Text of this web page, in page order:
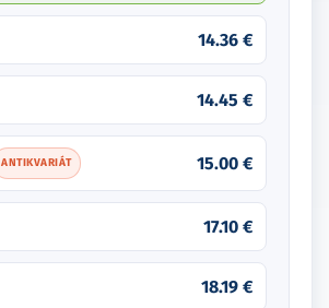
14.36 €
14.45 €
ANTIKVARIÁT 15.00 €
17.10 €
18.19 €